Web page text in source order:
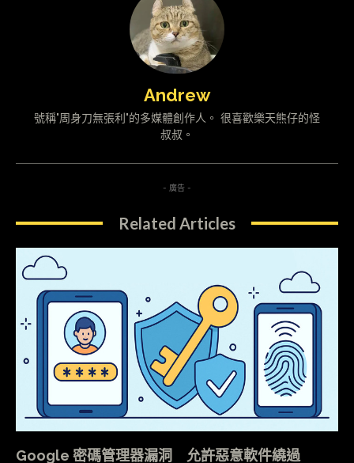
Andrew
號稱"周身刀無張利"的多媒體創作人。 很喜歡樂天熊仔的怪
叔叔。
- 廣告 -
Related Articles
Google 密碼管理器漏洞 允許惡意軟件繞過